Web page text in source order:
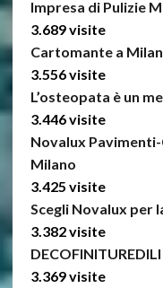
Impresa di Pulizie
3.689 visite
Cartomante a
3.556 visite
L’osteopata è un
3.446 visite
Novalux
Milano
3.425 visite
Scegli Novalux per
3.382 visite
3.369 visite